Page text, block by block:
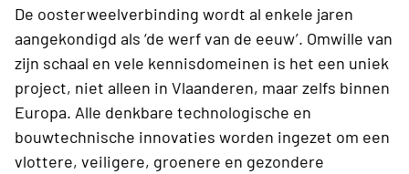
De oosterweelverbinding wordt al enkele jaren
aangekondigd als ‘de werf van de eeuw’. Omwille van
zijn schaal en vele kennisdomeinen is het een uniek
project, niet alleen in Vlaanderen, maar zelfs binnen
Europa. Alle denkbare technologische en
bouwtechnische innovaties worden ingezet om een
vlottere, veiligere, groenere en gezondere